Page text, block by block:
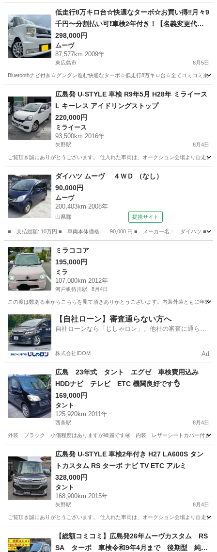
低走行8万キロ台☆快適なターボ☆お買い得‼️月々9
千円〜分割払い可❗️車検2年付き！【名義変更代込
み】車内広い！大人気☆ムーブコンテカスタム☆B
luetoothナビ付き☆走行中DVD見れます☆ETC付
き☆フルオートエアコン☆ドライブレコーダー付
298,000円
ムーヴ
87,577km 2009年
東広島市 8月5日
Bluetoothナビ付き☆グングン進む快適なターボ☆低走行8万キロ台☆全てコミコミ乗り
ムーヴ お買い得
広島発 U-STYLE 車検 R9年5月 H28年 ミライース
L キーレス アイドリングストップ
220,000円
ミライース
93,500km 2016年
矢野駅 8月4日
ご覧頂き誠にありがとうございます。 仕入れた車両は、オークション会場より自走
矢野駅 ミライース 車両
ダイハツ ムーヴ ４ＷＤ （なし）
90,000円
ムーヴ
200,403km 2008年
山県郡 提携サイト
■ 支払総額: 10万円 ■ 車両本体価格： 90,000 円 ■ メーカー名： ダイハツ
広島 山県郡 ムーヴ
ミラココア
195,000円
ミラ
107,000km 2012年
河戸帆待川駅 8月4日
この度は数ある車からこちらを見て頂きありがとうございます。内装外装ともに年式
広島 広島市 河戸帆待川駅 ミラ
【自社ローン】審査通らない方へ
自社ローンなら「じしゃロン」。他社の審査に通らな
株式会社IDOM Ad
広島 23年式 タント エグゼ 車検費用込み
HDDナビ テレビ ETC 機関良好です👌
169,000円
タント
125,920km 2011年
西条駅 8月4日
外装 ブラック 小傷程度はありますが綺麗です🤩 内装 レザーシートカバー付き
西条駅 タント
広島発 U-STYLE 車検2年付き H27 LA600S タン
トカスタム RS ターボ ナビ TV ETC アルミ
328,000円
タント
168,900km 2015年
矢野駅 8月4日
ご覧頂き誠にありがとうございます。 仕入れた車両は、オークション会場より自走
矢野駅 タント 車両
【総額コミコミ】広島発26年ムーヴカスタム RS
SA ターボ 車検令和9年4月まで 後期型 純正